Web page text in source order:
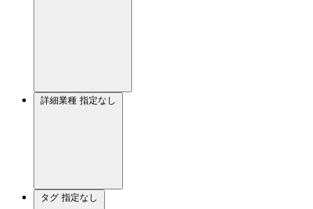
詳細業種 指定なし
タグ 指定なし